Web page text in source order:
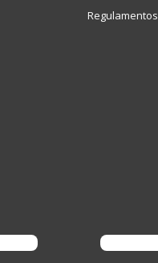
Regulamentos